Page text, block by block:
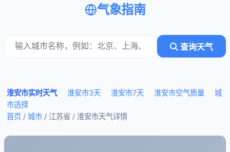
气象指南
查询天气
淮安市实时天气 淮安市3天 淮安市7天 淮安市空气质量
城
市选择
首页 / 城市 / 江苏省 / 淮安市天气详情